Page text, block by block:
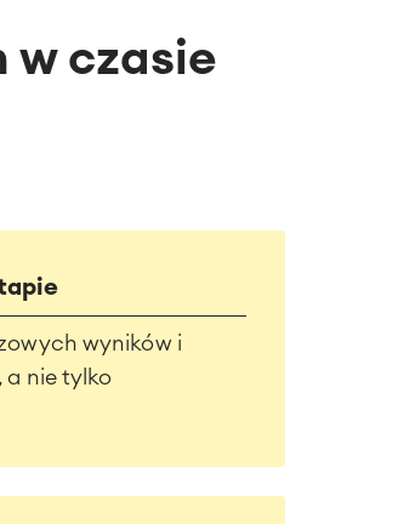
czasie
wyników i
a nie tylko